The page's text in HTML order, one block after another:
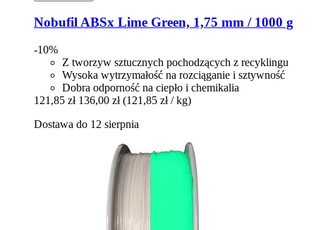
Nobufil ABSx Lime Green, 1,75 mm / 1000 g
-10%
Z tworzyw sztucznych pochodzących z recyklingu
Wysoka wytrzymałość na rozciąganie i sztywność
Dobra odporność na ciepło i chemikalia
121,85 zł 136,00 zł (121,85 zł / kg)
Dostawa do 12 sierpnia